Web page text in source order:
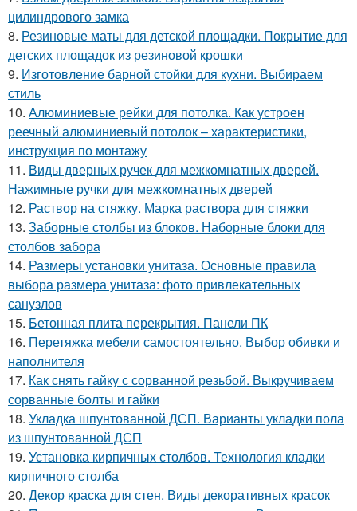
цилиндрового замка
8. Резиновые маты для детской площадки. Покрытие для
детских площадок из резиновой крошки
9. Изготовление барной стойки для кухни. Выбираем
стиль
10. Алюминиевые рейки для потолка. Как устроен
реечный алюминиевый потолок – характеристики,
инструкция по монтажу
11. Виды дверных ручек для межкомнатных дверей.
Нажимные ручки для межкомнатных дверей
12. Раствор на стяжку. Марка раствора для стяжки
13. Заборные столбы из блоков. Наборные блоки для
столбов забора
14. Размеры установки унитаза. Основные правила
выбора размера унитаза: фото привлекательных
санузлов
15. Бетонная плита перекрытия. Панели ПК
16. Перетяжка мебели самостоятельно. Выбор обивки и
наполнителя
17. Как снять гайку с сорванной резьбой. Выкручиваем
сорванные болты и гайки
18. Укладка шпунтованной ДСП. Варианты укладки пола
из шпунтованной ДСП
19. Установка кирпичных столбов. Технология кладки
кирпичного столба
20. Декор краска для стен. Виды декоративных красок